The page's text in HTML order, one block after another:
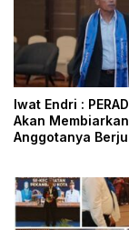
Iwat Endri :
Akan Membiarkan
Anggotanya
Penegak Hukum